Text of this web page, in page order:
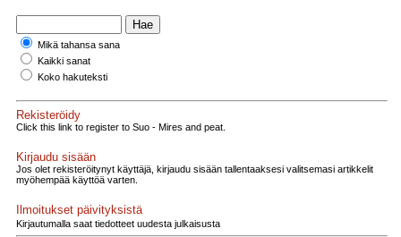
Mikä tahansa sana
Kaikki sanat
Koko hakuteksti
Rekisteröidy
Click this link to register to Suo - Mires and peat.
Kirjaudu sisään
Jos olet rekisteröitynyt käyttäjä, kirjaudu sisään tallentaaksesi valitsemasi artikkelit
myöhempää käyttöä varten.
Ilmoitukset päivityksistä
Kirjautumalla saat tiedotteet uudesta julkaisusta